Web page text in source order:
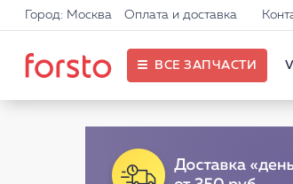
Город: Москва Оплата и доставка
ВСЕ ЗАПЧАСТИ